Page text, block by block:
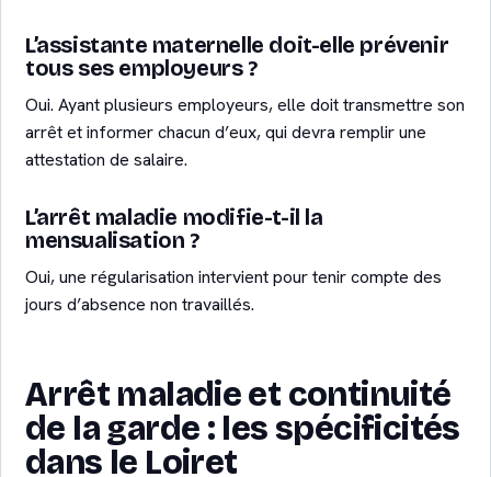
L’assistante maternelle doit-elle prévenir
tous ses employeurs ?
Oui. Ayant plusieurs employeurs, elle doit transmettre son
arrêt et informer chacun d’eux, qui devra remplir une
attestation de salaire.
L’arrêt maladie modifie-t-il la
mensualisation ?
Oui, une régularisation intervient pour tenir compte des
jours d’absence non travaillés.
Arrêt maladie et continuité
de la garde : les spécificités
dans le Loiret